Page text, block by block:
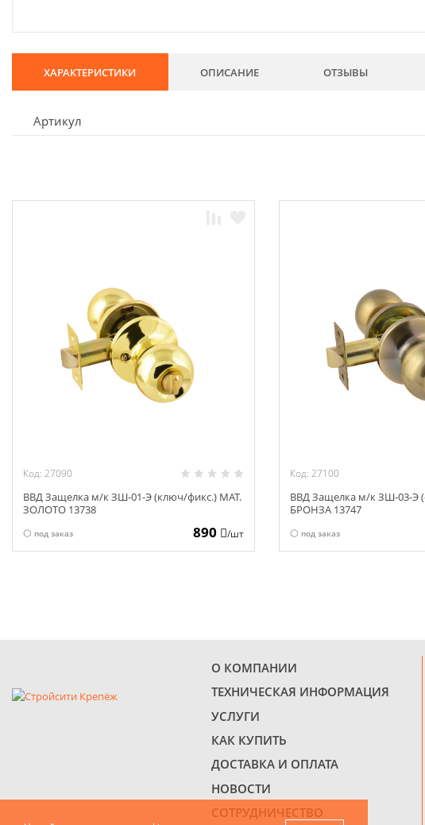
ХАРАКТЕРИСТИКИ ОПИСАНИЕ ОТЗЫВЫ
Артикул
Код: 27090
ВВД Защелка м/к ЗШ-01-Э (ключ/фикс.) МАТ.
ЗОЛОТО 13738
под заказ 890 /шт
Код: 27100
ВВД Защелка м/к ЗШ-03-Э
БРОНЗА 13747
под заказ
О КОМПАНИИ
ТЕХНИЧЕСКАЯ ИНФОРМАЦИЯ
УСЛУГИ
КАК КУПИТЬ
ДОСТАВКА И ОПЛАТА
НОВОСТИ
СОТРУДНИЧЕСТВО